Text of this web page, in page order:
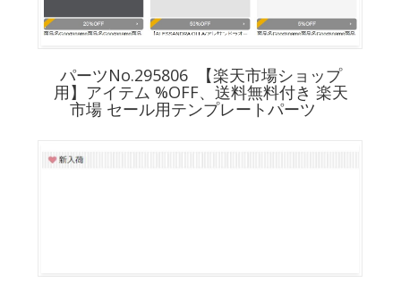
パーツNo.295806 【楽天市場ショップ
用】アイテム %OFF、送料無料付き 楽天
市場 セール用テンプレートパーツ